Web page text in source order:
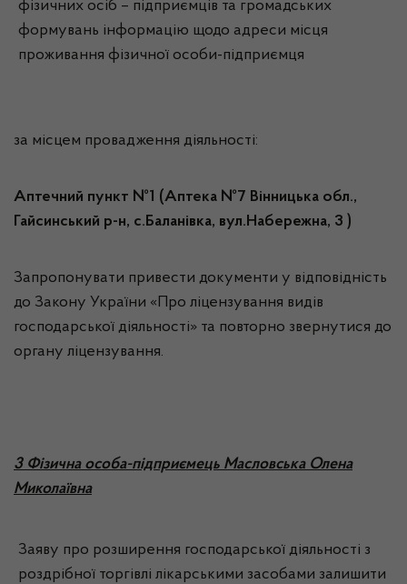
фізичних осіб – підприємців та громадських
формувань інформацію щодо адреси місця
проживання фізичної особи-підприємця
за місцем провадження діяльності:
Аптечний пункт №1 (Аптека №7 Вінницька обл.,
Гайсинський р-н, с.Баланівка, вул.Набережна, 3 )
Запропонувати привести документи у відповідність
до Закону України «Про ліцензування видів
господарської діяльності» та повторно звернутися до
органу ліцензування.
3 Фізична особа-підприємець Масловська Олена
Миколаївна
Заяву про розширення господарської діяльності з
роздрібної торгівлі лікарськими засобами залишити